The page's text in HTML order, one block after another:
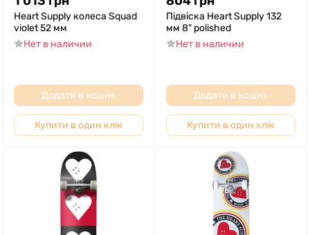
Heart Supply колеса Squad
violet 52 мм
Нет в наличии
Додати в кошик
Купити в один клік
Підвіска Heart Supply 132
мм 8" polished
Нет в наличии
Додати в кошик
Купити в один клік